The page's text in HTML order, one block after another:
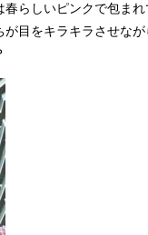
らしいピンクで包まれ
目をキラキラさせな